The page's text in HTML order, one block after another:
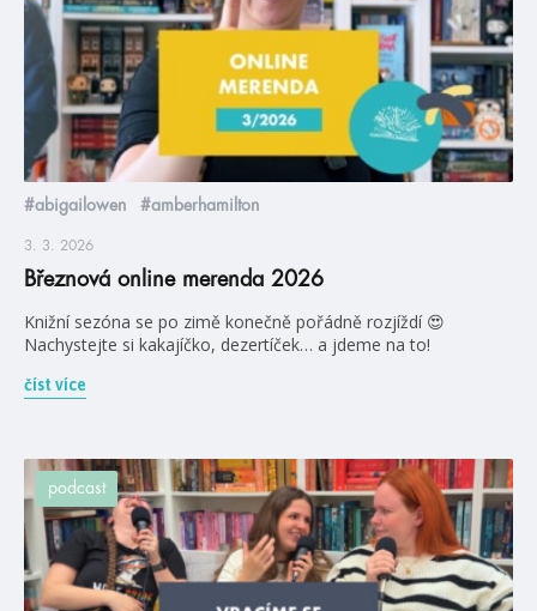
#abigailowen #amberhamilton
3. 3. 2026
Březnová online merenda 2026
Knižní sezóna se po zimě konečně pořádně rozjíždí 😍
Nachystejte si kakajíčko, dezertíček… a jdeme na to!
číst více
podcast